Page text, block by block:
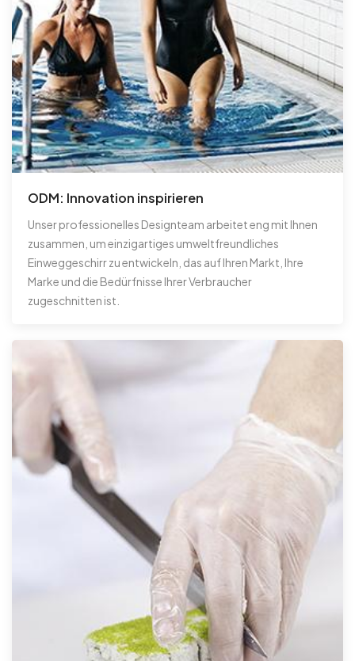
ODM: Innovation inspirieren
Unser professionelles Designteam arbeitet eng mit Ihnen
zusammen, um einzigartiges umweltfreundliches
Einweggeschirr zu entwickeln, das auf Ihren Markt, Ihre
Marke und die Bedürfnisse Ihrer Verbraucher
zugeschnitten ist.